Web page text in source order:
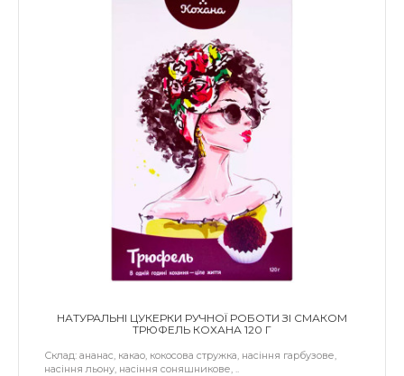
НАТУРАЛЬНІ ЦУКЕРКИ РУЧНОЇ РОБОТИ ЗІ СМАКОМ
ТРЮФЕЛЬ КОХАНА 120 Г
Склад: ананас, какао, кокосова стружка, насіння гарбузове,
насіння льону, насіння соняшникове, ..